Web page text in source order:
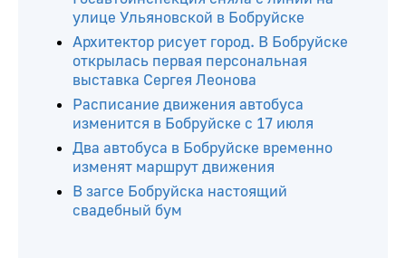
Читайте ещё
Пьяного водителя автобуса
Госавтоинспекция сняла с линии на
улице Ульяновской в Бобруйске
Архитектор рисует город. В Бобруйске
открылась первая персональная
выставка Сергея Леонова